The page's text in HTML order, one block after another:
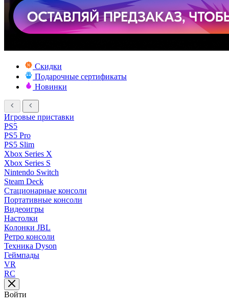
Скидки
Подарочные сертификаты
Новинки
Игровые приставки
PS5
PS5 Pro
PS5 Slim
Xbox Series X
Xbox Series S
Nintendo Switch
Steam Deck
Стационарные консоли
Портативные консоли
Видеоигры
Настолки
Колонки JBL
Ретро консоли
Техника Dyson
Геймпады
VR
RC
Войти